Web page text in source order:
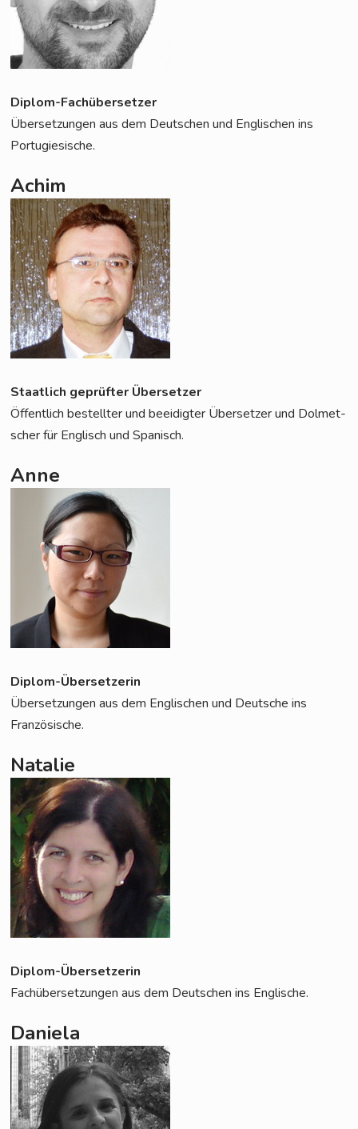
Diplom-Fach­über­set­zer
Über­set­zun­gen aus dem Deut­schen und Eng­li­schen ins
Portugiesische.
Achim
Staat­lich geprüf­ter Übersetzer
Öffent­lich bestell­ter und beei­dig­ter Über­set­zer und Dol­met­
scher für Eng­lisch und Spanisch.
Anne
Diplom-Über­set­ze­rin
Über­set­zun­gen aus dem Eng­li­schen und Deut­sche ins
Französische.
Natalie
Diplom-Über­set­ze­rin
Fach­über­set­zun­gen aus dem Deut­schen ins Englische.
Daniela